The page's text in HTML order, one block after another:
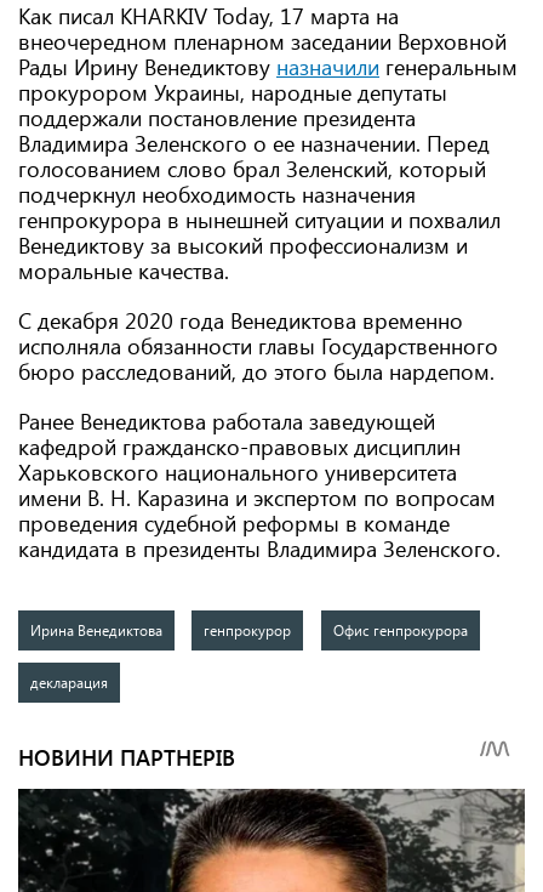
Как писал KHARKIV Today, 17 марта на
внеочередном пленарном заседании Верховной
Рады Ирину Венедиктову назначили генеральным
прокурором Украины, народные депутаты
поддержали постановление президента
Владимира Зеленского о ее назначении. Перед
голосованием слово брал Зеленский, который
подчеркнул необходимость назначения
генпрокурора в нынешней ситуации и похвалил
Венедиктову за высокий профессионализм и
моральные качества.
С декабря 2020 года Венедиктова временно
исполняла обязанности главы Государственного
бюро расследований, до этого была нардепом.
Ранее Венедиктова работала заведующей
кафедрой гражданско-правовых дисциплин
Харьковского национального университета
имени В. Н. Каразина и экспертом по вопросам
проведения судебной реформы в команде
кандидата в президенты Владимира Зеленского.
Ирина Венедиктова генпрокурор Офис генпрокурора
декларация